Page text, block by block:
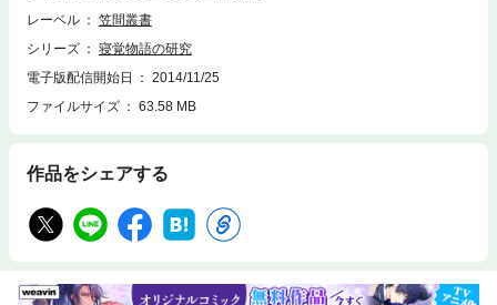
レーベル
笠間叢書
シリーズ
寝覚物語の研究
電子版配信開始日
2014/11/25
ファイルサイズ
63.58 MB
作品をシェアする